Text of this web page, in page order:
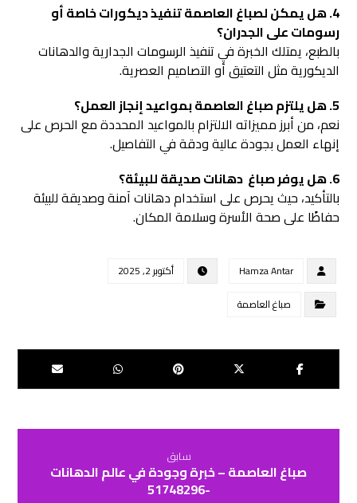
4. هل يمكن لصباغ العاصمة تنفيذ ديكورات خاصة أو
رسومات على الجدران؟
بالطبع، يمتلك الخبرة في تنفيذ الرسومات الجدارية والدهانات
الديكورية مثل التعتيق أو التصاميم العصرية.
5. هل يلتزم صباغ العاصمة بمواعيد إنجاز العمل؟
نعم، من أبرز مميزاته الالتزام بالمواعيد المحددة مع الحرص على
إنهاء العمل بجودة عالية ودقة في التفاصيل.
6. هل يوفر صباغ دهانات صديقة للبيئة؟
بالتأكيد، حيث يحرص على استخدام دهانات آمنة وصديقة للبيئة
حفاظًا على صحة الأسرة وسلامة المكان.
Hamza Antar
أكتوبر 2, 2025
صباغ العاصمة
سابق
صباغ العاصمة – خبرة وجودة في عالم الدهانات
-51748296